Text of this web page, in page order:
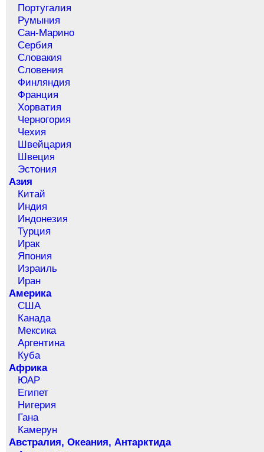
Португалия
Румыния
Сан-Марино
Сербия
Словакия
Словения
Финляндия
Франция
Хорватия
Черногория
Чехия
Швейцария
Швеция
Эстония
Азия
Китай
Индия
Индонезия
Турция
Ирак
Япония
Израиль
Иран
Америка
США
Канада
Мексика
Аргентина
Куба
Африка
ЮАР
Египет
Нигерия
Гана
Камерун
Австралия, Океания, Антарктида